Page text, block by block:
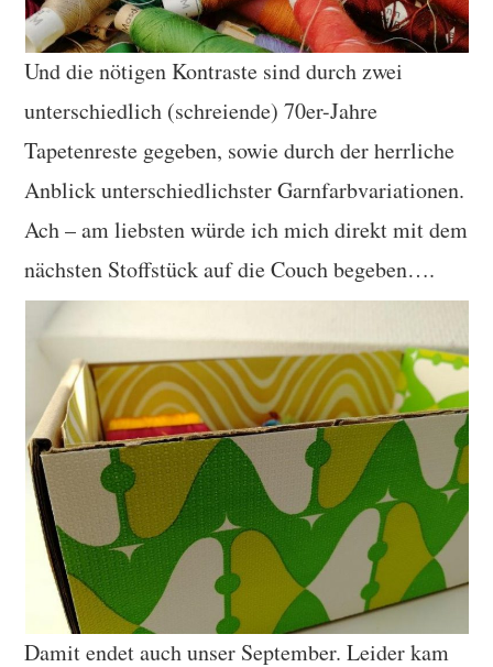
Und die nötigen Kontraste sind durch zwei
unterschiedlich (schreiende) 70er-Jahre
Tapetenreste gegeben, sowie durch der herrliche
Anblick unterschiedlichster Garnfarbvariationen.
Ach – am liebsten würde ich mich direkt mit dem
nächsten Stoffstück auf die Couch begeben….
Damit endet auch unser September. Leider kam